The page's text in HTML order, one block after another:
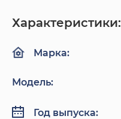
Характеристики:
Марка:
Модель:
Год выпуска: